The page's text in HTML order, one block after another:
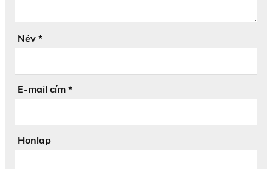
Név *
E-mail cím *
Honlap